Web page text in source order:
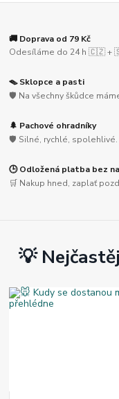
🚚 Doprava od 79 Kč
Odesíláme do 24 h 🇨🇿 +
🪤 Sklopce a pasti
🛡️ Na všechny škůdce
🌲 Pachové ohradníky
🛡️ Silné, rychlé, spolehlivé.
🕒 Odložená platba bez
🛒 Nakup hned, zaplať
💡